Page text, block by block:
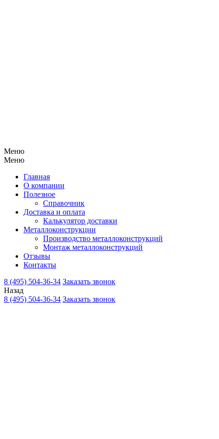
Меню
Меню
Главная
О компании
Полезное
Справочник
Доставка и оплата
Калькулятор доставки
Металлоконструкции
Производство металлоконструкций
Монтаж металлоконструкций
Отзывы
Контакты
8 (495) 504-36-34 Заказать звонок
Назад
8 (495) 504-36-34 Заказать звонок